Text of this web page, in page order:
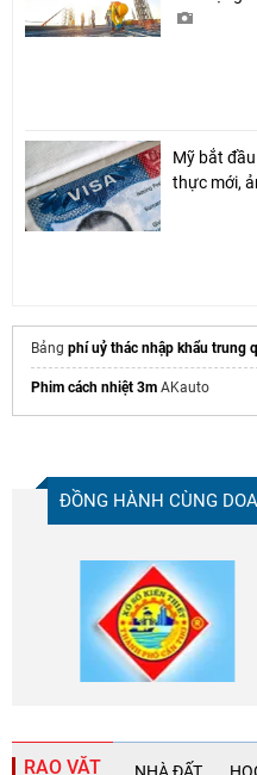
Mỹ bắt
thực mới,
Bảng phí uỷ thác nhập khẩu trung
Phim cách nhiệt 3m AKauto
ĐỒNG HÀNH CÙNG
RAO VẶT